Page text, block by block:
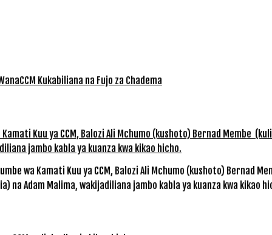
wa Kamati Kuu ya CCM, Balozi Ali Mchumo (kushoto) Bernad
na Adam Malima, wakijadiliana jambo kabla ya kuanza kwa kikao